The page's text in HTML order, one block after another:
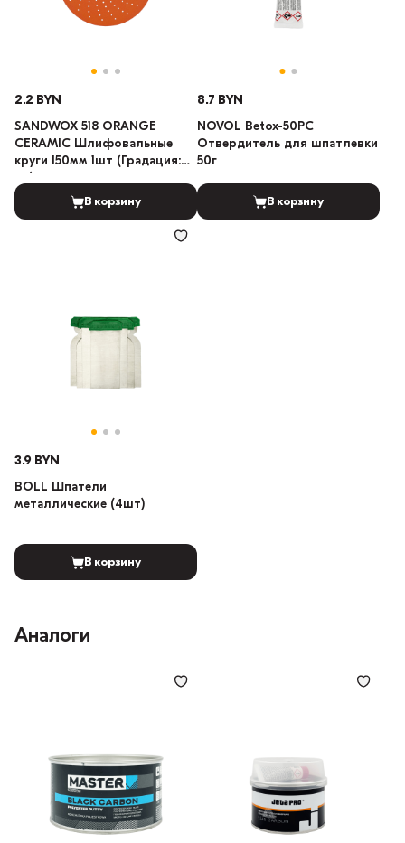
2.2 BYN
SANDWOX 518 ORANGE
CERAMIC Шлифовальные
круги 150мм 1шт (Градация:
В корзину
8.7 BYN
NOVOL Betox-50PC
Отвердитель для шпатлевки
50г
В корзину
3.9 BYN
BOLL Шпатели
металлические (4шт)
В корзину
Аналоги